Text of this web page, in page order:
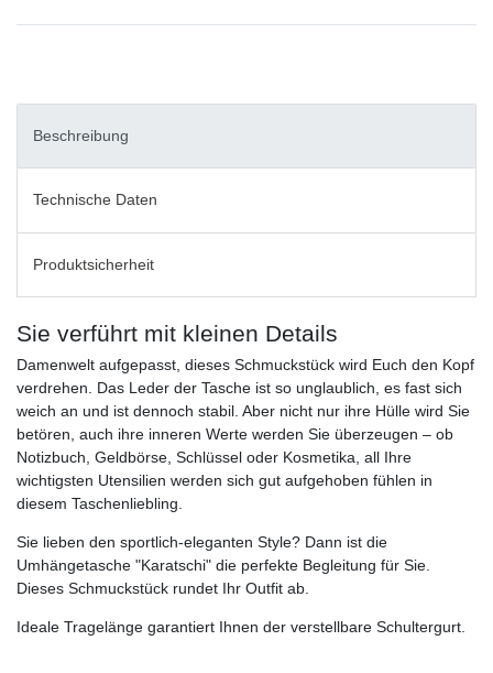
Beschreibung
Technische Daten
Produktsicherheit
Sie verführt mit kleinen Details
Damenwelt aufgepasst, dieses Schmuckstück wird Euch den Kopf
verdrehen. Das Leder der Tasche ist so unglaublich, es fast sich
weich an und ist dennoch stabil. Aber nicht nur ihre Hülle wird Sie
betören, auch ihre inneren Werte werden Sie überzeugen – ob
Notizbuch, Geldbörse, Schlüssel oder Kosmetika, all Ihre
wichtigsten Utensilien werden sich gut aufgehoben fühlen in
diesem Taschenliebling.
Sie lieben den sportlich-eleganten Style? Dann ist die
Umhängetasche "Karatschi" die perfekte Begleitung für Sie.
Dieses Schmuckstück rundet Ihr Outfit ab.
Ideale Tragelänge garantiert Ihnen der verstellbare Schultergurt.